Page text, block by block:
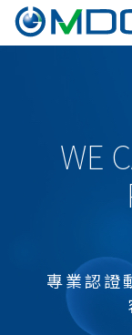
熱門焦點
醫療器材
WE
專業認證